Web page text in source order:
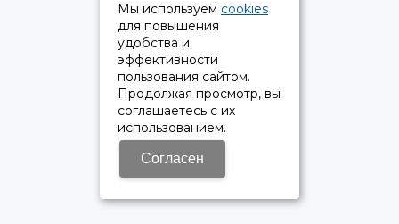
Мы используем cookies
для повышения
удобства и
эффективности
пользования сайтом.
Продолжая просмотр, вы
соглашаетесь с их
использованием.
Согласен